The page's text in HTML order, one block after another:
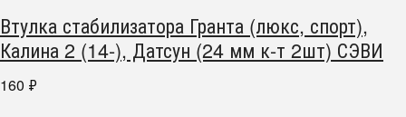
Втулка стабилизатора Гранта (люкс, спорт),
Калина 2 (14-), Датсун (24 мм к-т 2шт) СЭВИ
160 ₽